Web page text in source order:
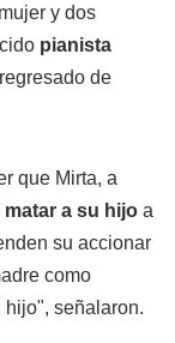
y dos
pianista
de
que Mirta, a
a su hijo a
su accionar
como
hijo", señalaron.